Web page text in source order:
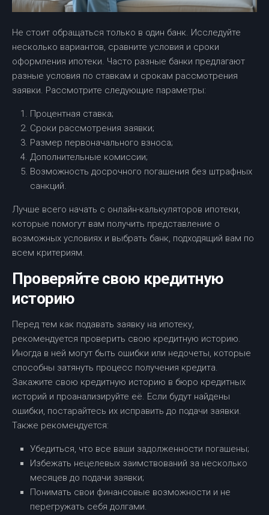
Не стоит обращаться только в один банк. Исследуйте
несколько вариантов, сравните условия и сроки
оформления ипотеки. Часто разные банки предлагают
разные условия по ставкам и срокам рассмотрения
заявки. Рассмотрите следующие параметры:
Процентная ставка;
Сроки рассмотрения заявки;
Размер первоначального взноса;
Дополнительные комиссии;
Возможность досрочного погашения без штрафных
санкций.
Лучше всего начать с онлайн-калькуляторов ипотеки,
которые помогут вам получить представление о
возможных условиях и выбрать банк, подходящий вам по
всем критериям.
Проверяйте свою кредитную
историю
Перед тем как подавать заявку на ипотеку,
рекомендуется проверить свою кредитную историю.
Иногда в ней могут быть ошибки или недочеты, которые
способны затянуть процесс получения кредита.
Закажите свою кредитную историю в бюро кредитных
историй и проанализируйте её. Если будут найдены
ошибки, постарайтесь их исправить до подачи заявки.
Также рекомендуется:
Убедиться, что все ваши задолженности погашены;
Избежать нецелевых заимствований за несколько
месяцев до подачи заявки;
Понимать свои финансовые возможности и не
перегружать себя долгами.